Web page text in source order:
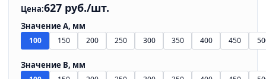
Цена:627 руб./шт.
Значение A, мм
100 150 200 250 300 350 400 450
Значение B, мм